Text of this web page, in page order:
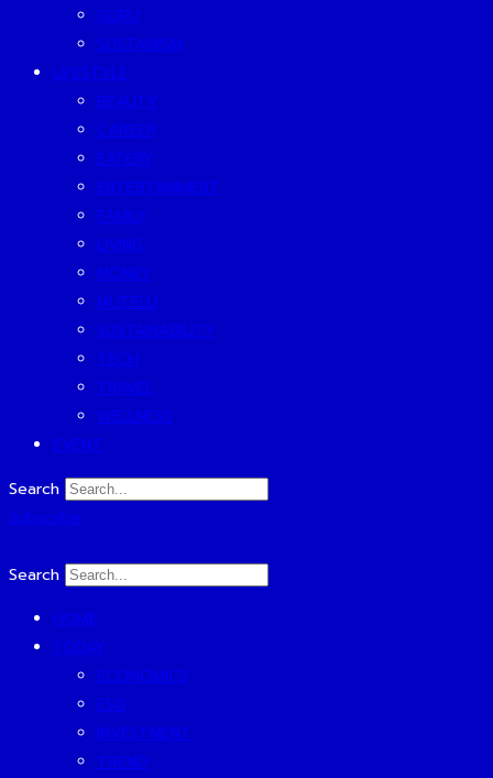
GURU
SUSTAINISM
LIFESTYLE
BEAUTY
CAREER
EATERY
ENTERTAINMENT
FAMILY
LIVING
MONEY
MUTELU
SUSTAINABILITY
TECH
TRAVEL
WELLNESS
EVENT
Search
Subscribe
Search
HOME
TODAY
ECONOMICS
ESG
INVESTMENT
TREND